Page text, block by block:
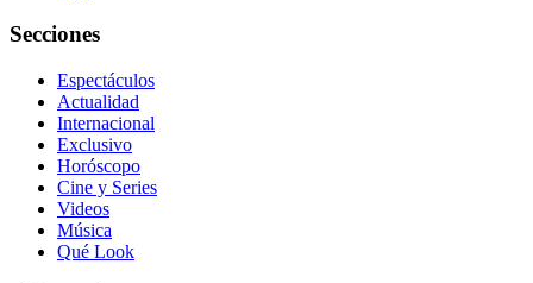
Secciones
Espectáculos
Actualidad
Internacional
Exclusivo
Horóscopo
Cine y Series
Videos
Música
Qué Look